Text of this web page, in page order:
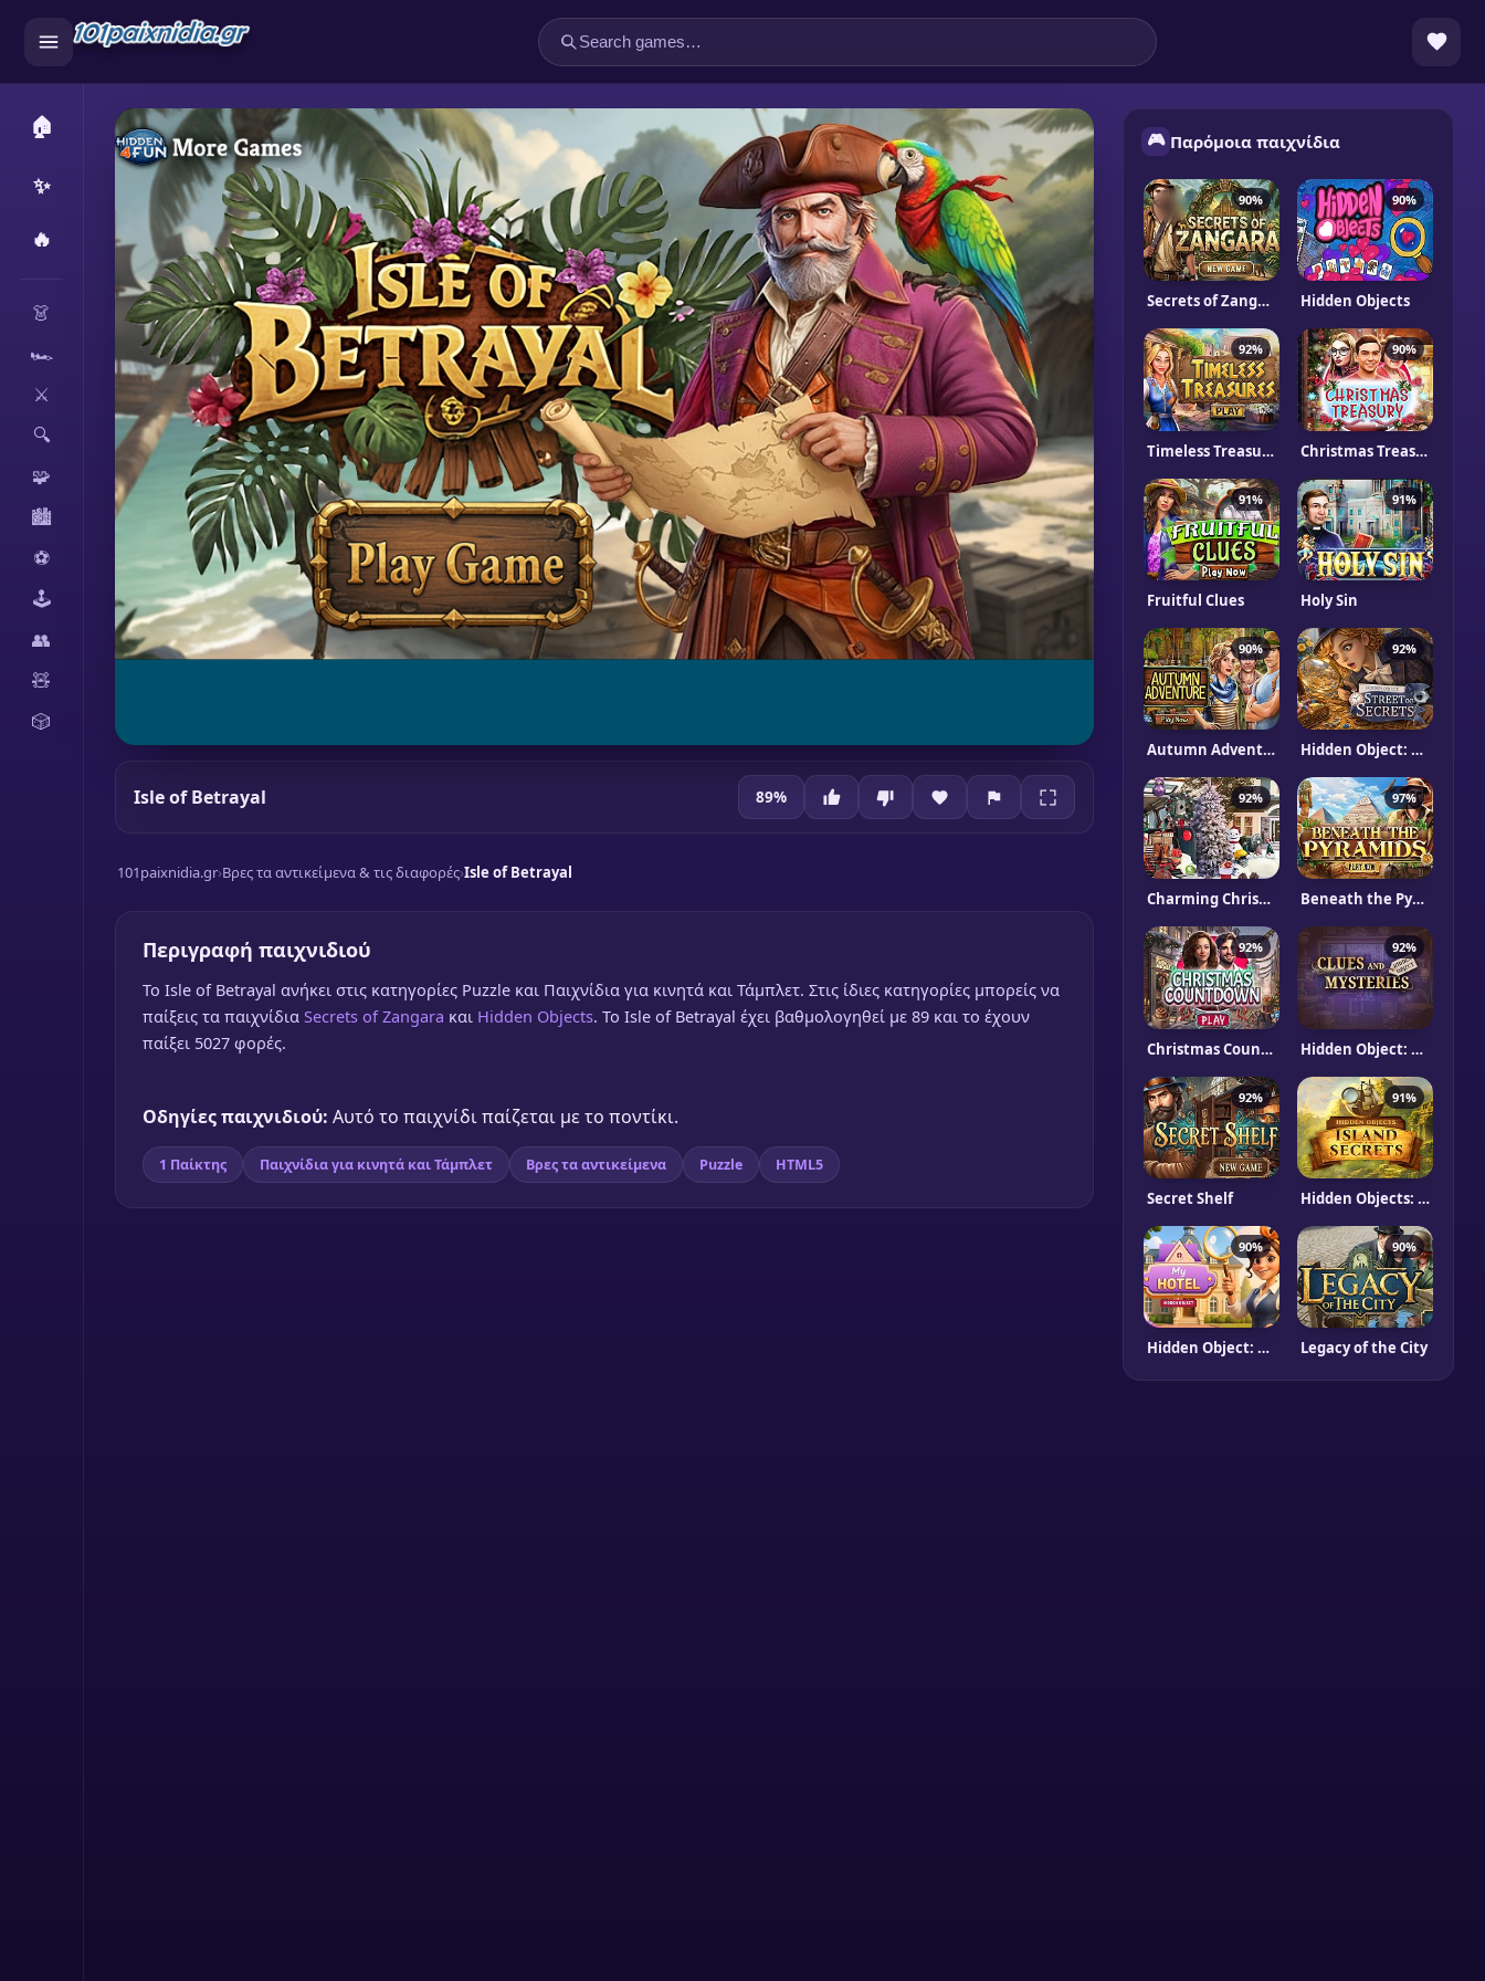
🏠
✨
🔥
👗
🏎️
⚔️
🔍
🧩
🏙️
⚽
🕹️
👥
🧸
🎲
Isle of Betrayal 89%
101paixnidia.gr›Βρες τα αντικείμενα & τις διαφορές›Isle of Betrayal
Περιγραφή παιχνιδιού
To Isle of Betrayal ανήκει στις κατηγορίες Puzzle και Παιχνίδια για κινητά και Τάμπλετ. Στις ίδιες κατηγορίες μπορείς να
παίξεις τα παιχνίδια Secrets of Zangara και Hidden Objects. Το Isle of Betrayal έχει βαθμολογηθεί με 89 και το έχουν
παίξει 5027 φορές.
Οδηγίες παιχνιδιού: Αυτό το παιχνίδι παίζεται με το ποντίκι.
1 Παίκτης Παιχνίδια για κινητά και Τάμπλετ Βρες τα αντικείμενα Puzzle HTML5
🎮 Παρόμοια παιχνίδια
90%
Secrets of Zangara
90%
Hidden Objects
92%
Timeless Treasures
90%
Christmas Treasury
91%
Fruitful Clues
91%
Holy Sin
90%
Autumn Adventure
92%
Hidden Object: Street Of Secrets
92%
Charming Christmas
97%
Beneath the Pyramids
92%
Christmas Countdown
92%
Hidden Object: Clues and Mysteries
92%
Secret Shelf
91%
Hidden Objects: Island Secrets
90%
Hidden Object: My Hotel
90%
Legacy of the City